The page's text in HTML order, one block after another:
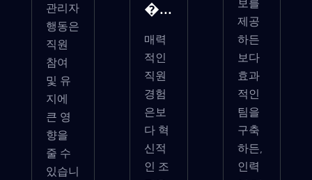
관리자
행동은
직원
참여
및 유
지에
큰 영
향을
줄 수
있습니
�...
매력
적인
직원
경험
은보
다 혁
신적
인 조
제공
하든
보다
효과
적인
팀을
구축
하든,
인력